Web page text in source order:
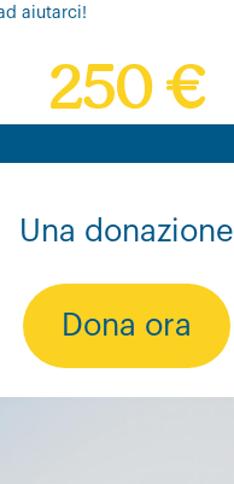
aiutarci!
250 €
Una donazione
Dona ora